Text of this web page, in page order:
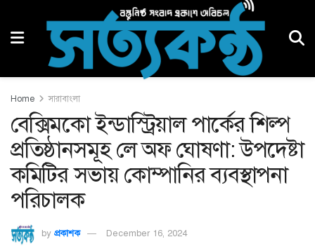
Home সারাবাংলা
বেক্সিমকো ইন্ডাস্ট্রিয়াল পার্কের শিল্প
প্রতিষ্ঠানসমূহ লে অফ ঘোষণা: উপদেষ্টা
কমিটির সভায় কোম্পানির ব্যবস্থাপনা
পরিচালক
by প্রকাশক December 16, 2024